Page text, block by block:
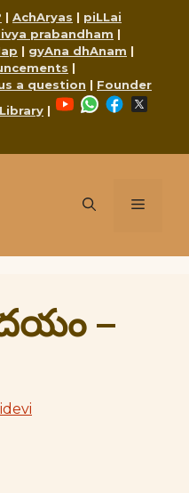
| AchAryas | piLLai
prabandham |
| gyAna dhAnam |
|
a question | Founder
Library |
YouTubeWhatsApp
Facebook
Menu
–